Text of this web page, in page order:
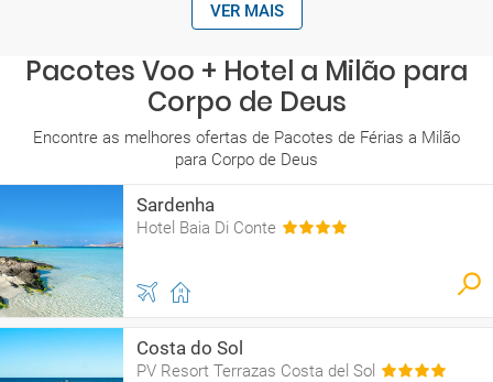
VER MAIS
Pacotes Voo + Hotel a Milão para
Corpo de Deus
Encontre as melhores ofertas de Pacotes de Férias a Milão
para Corpo de Deus
Sardenha
Hotel Baia Di Conte
Costa do Sol
PV Resort Terrazas Costa del Sol